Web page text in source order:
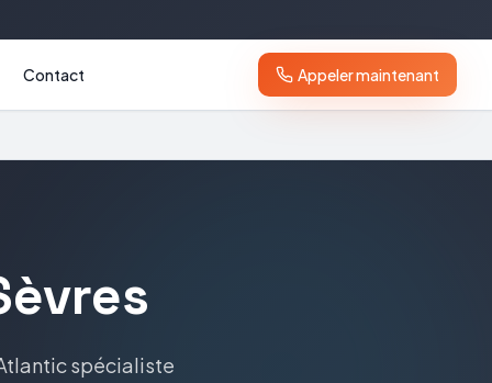
Contact Appeler maintenant
spécialiste